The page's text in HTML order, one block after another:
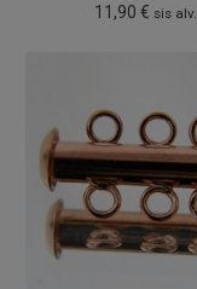
11,90€ sis alv.